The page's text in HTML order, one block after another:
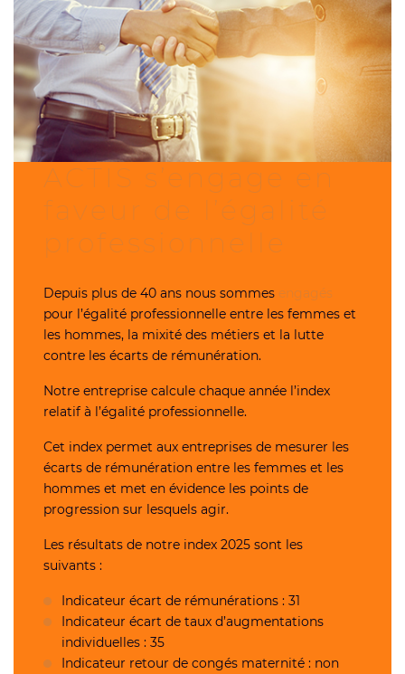
ACTIS s’engage en
faveur de l’égalité
professionnelle
Depuis plus de 40 ans nous sommes engagés
pour l’égalité professionnelle entre les femmes et
les hommes, la mixité des métiers et la lutte
contre les écarts de rémunération.
Notre entreprise calcule chaque année l’index
relatif à l’égalité professionnelle.
Cet index permet aux entreprises de mesurer les
écarts de rémunération entre les femmes et les
hommes et met en évidence les points de
progression sur lesquels agir.
Les résultats de notre index 2025 sont les
suivants :
Indicateur écart de rémunérations : 31
Indicateur écart de taux d’augmentations
individuelles : 35
Indicateur retour de congés maternité : non